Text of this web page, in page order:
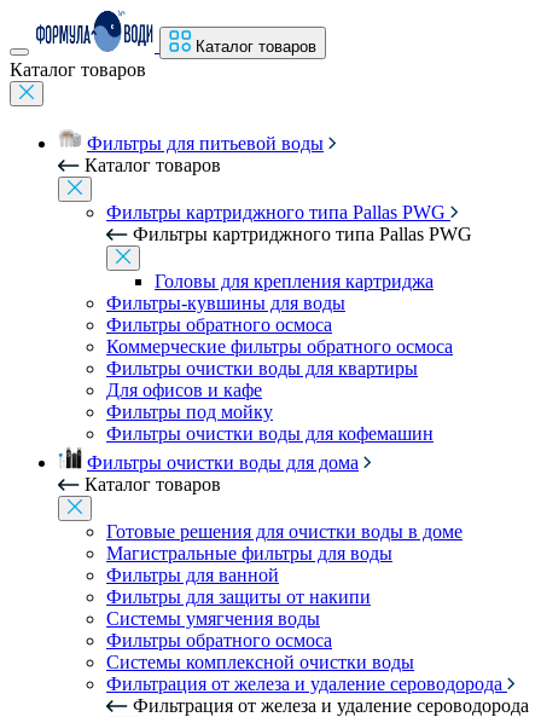
Каталог товаров
Каталог товаров
Фильтры для питьевой воды
Каталог товаров
Фильтры картриджного типа Pallas PWG
Фильтры картриджного типа Pallas PWG
Головы для крепления картриджа
Фильтры-кувшины для воды
Фильтры обратного осмоса
Коммерческие фильтры обратного осмоса
Фильтры очистки воды для квартиры
Для офисов и кафе
Фильтры под мойку
Фильтры очистки воды для кофемашин
Фильтры очистки воды для дома
Каталог товаров
Готовые решения для очистки воды в доме
Магистральные фильтры для воды
Фильтры для ванной
Фильтры для защиты от накипи
Системы умягчения воды
Фильтры обратного осмоса
Системы комплексной очистки воды
Фильтрация от железа и удаление сероводорода
Фильтрация от железа и удаление сероводорода